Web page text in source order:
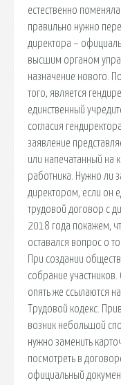
естественно
правильно нужно
директора –
высшим органом
назначение нового.
того, является
единственный
согласия
заявление
или напечатанный на
работника. Нужно ли
директором, если он
трудовой договор с
2018 года покажем,
оставался вопрос о
При создании
собрание
опять же ссылаются
Трудовой кодекс.
возник небольшой
нужно заменить
посмотреть в
официальный